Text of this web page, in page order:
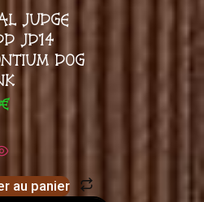
JUDGE
JD14
DOG
€
au panier